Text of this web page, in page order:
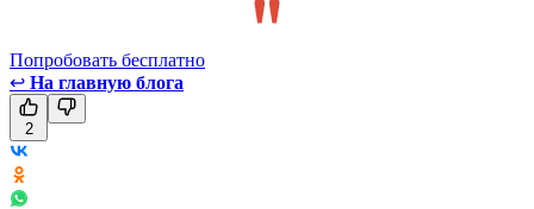
Попробовать бесплатно
↩ На главную блога
2